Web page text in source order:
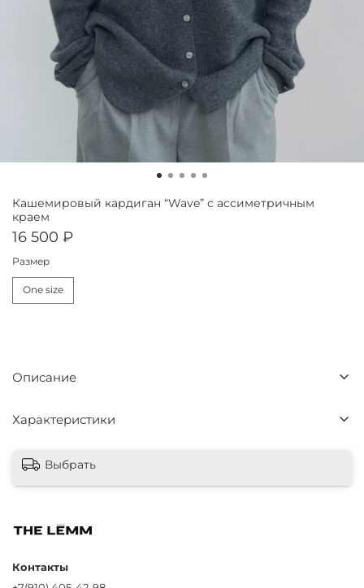
Кашемировый кардиган “Wave” с ассиметричным
краем
16 500 ₽
Размер
One size
Описание
Характеристики
Выбрать
Контакты